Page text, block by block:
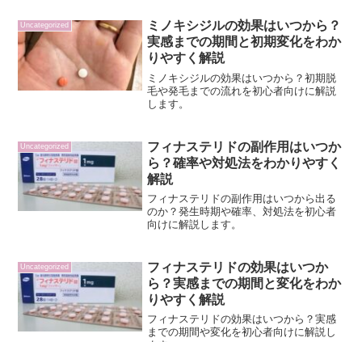
Uncategorized
ミノキシジルの効果はいつから？
実感までの期間と初期変化をわか
りやすく解説
ミノキシジルの効果はいつから？初期脱
毛や発毛までの流れを初心者向けに解説
します。
Uncategorized
フィナステリドの副作用はいつか
ら？確率や対処法をわかりやすく
解説
フィナステリドの副作用はいつから出る
のか？発生時期や確率、対処法を初心者
向けに解説します。
Uncategorized
フィナステリドの効果はいつか
ら？実感までの期間と変化をわか
りやすく解説
フィナステリドの効果はいつから？実感
までの期間や変化を初心者向けに解説し